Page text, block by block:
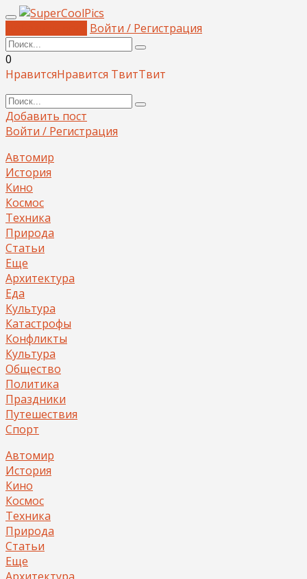
Войти / Регистрация
0
НравитсяНравится ТвитТвит
Добавить пост
Войти / Регистрация
Автомир
История
Кино
Космос
Техника
Природа
Статьи
Еще
Архитектура
Еда
Культура
Катастрофы
Конфликты
Культура
Общество
Политика
Праздники
Путешествия
Спорт
Автомир
История
Кино
Космос
Техника
Природа
Статьи
Еще